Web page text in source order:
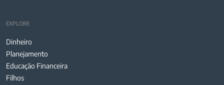
EXPLORE
Dinheiro
Planejamento
Educação Financeira
Filhos